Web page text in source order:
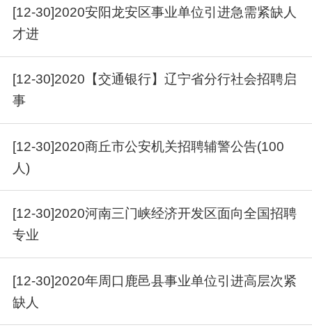
[12-30]2020安阳龙安区事业单位引进急需紧缺人
才进
[12-30]2020【交通银行】辽宁省分行社会招聘启
事
[12-30]2020商丘市公安机关招聘辅警公告(100
人)
[12-30]2020河南三门峡经济开发区面向全国招聘
专业
[12-30]2020年周口鹿邑县事业单位引进高层次紧
缺人